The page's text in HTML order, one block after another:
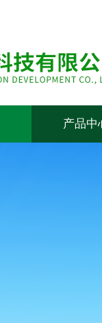
产品中